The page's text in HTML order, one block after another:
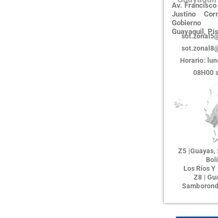
Av.
Justino
Guayaquil,
Horario:
08H00
Z5 |Guayas,
Los Ríos
Z8 |